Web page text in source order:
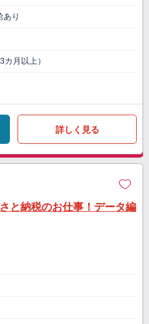
あり
月以上）
詳しく見る
と納税のお仕事！データ編